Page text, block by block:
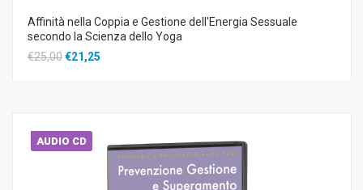
Affinità nella Coppia e Gestione dell'Energia Sessuale
secondo la Scienza dello Yoga
€25,00€21,25
AUDIO CD